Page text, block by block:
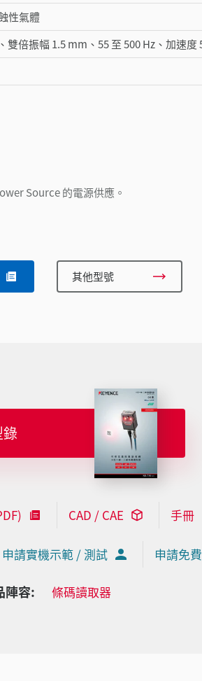
性氣體
雙倍振幅 1.5 mm、55 至 500 Hz、加速度
Source 的電源供應。
其他型號
CAD / CAE 手冊
申請實機示範 / 測試 申請免
陣容: 條碼讀取器